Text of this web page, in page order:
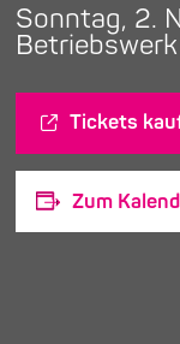
Sonntag, 2.
Betriebswerk
Tickets
Zum